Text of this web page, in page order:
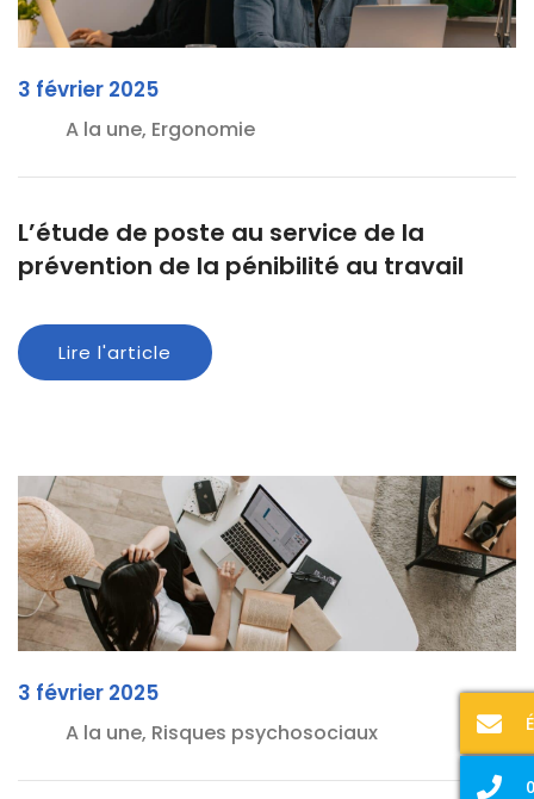
3 février 2025
A la une, Ergonomie
L’étude de poste au service de la
prévention de la pénibilité au travail
Lire l'article
3 février 2025
A la une, Risques psychosociaux